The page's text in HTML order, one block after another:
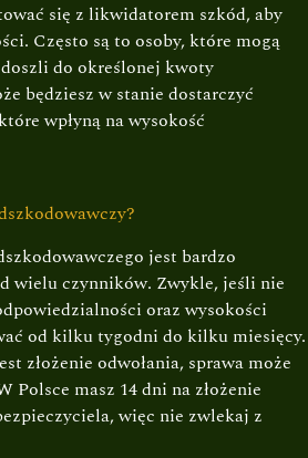
się z likwidatorem szkód, aby
Często są to osoby, które mogą
do określonej kwoty
będziesz w stanie dostarczyć
wpłyną na wysokość
jest bardzo
wielu czynników. Zwykle, jeśli nie
oraz wysokości
od kilku tygodni do kilku miesięcy.
złożenie odwołania, sprawa może
Polsce masz 14 dni na złożenie
więc nie zwlekaj z